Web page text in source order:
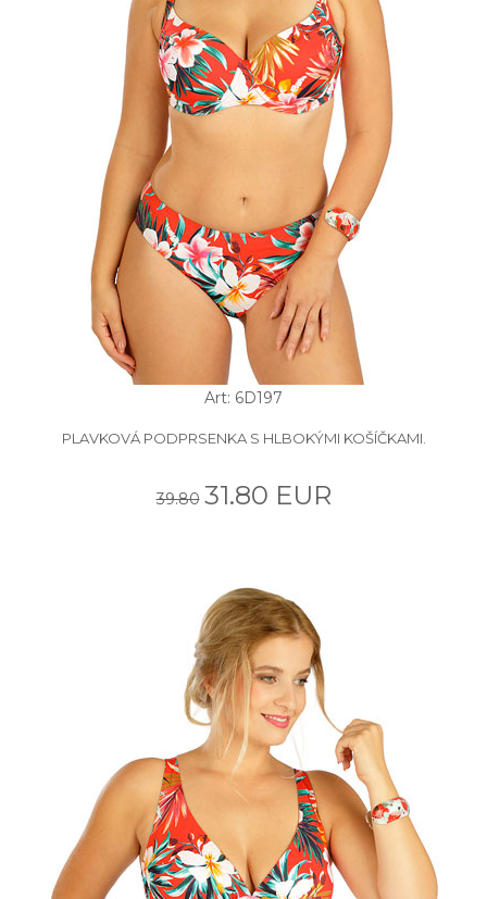
Art: 6D197
PLAVKOVÁ PODPRSENKA S HLBOKÝMI KOŠÍČKAMI.
39.80 31.80 EUR